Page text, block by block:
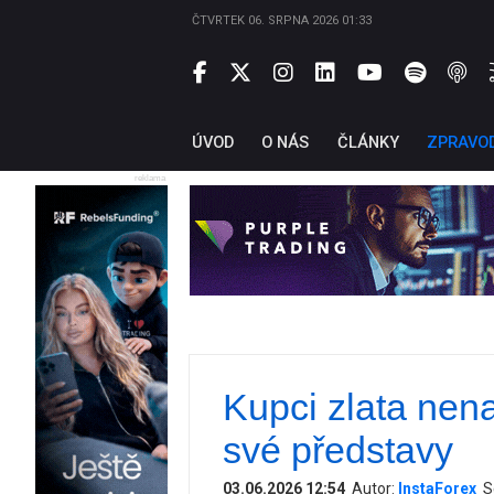
ČTVRTEK 06. SRPNA 2026 01:33
ÚVOD O NÁS ČLÁNKY
reklama
Kupci zlata
své představy
03.06.2026 12:54 Autor: InstaForex